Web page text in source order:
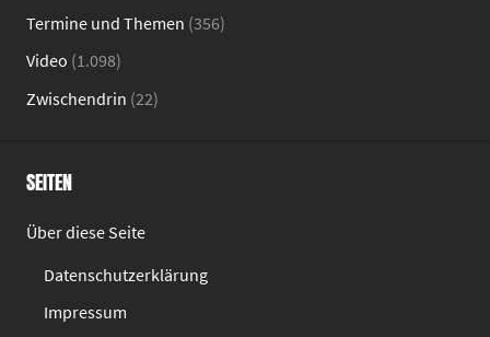
Termine und Themen (356)
Video (1.098)
Zwischendrin (22)
SEITEN
Über diese Seite
Datenschutzerklärung
Impressum